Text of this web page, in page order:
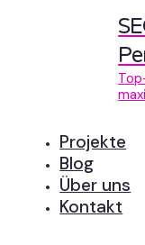
Projekte
Blog
Über uns
Kontakt